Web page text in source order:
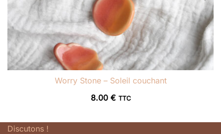
Worry Stone – Soleil couchant
8.00 € TTC
Discutons !